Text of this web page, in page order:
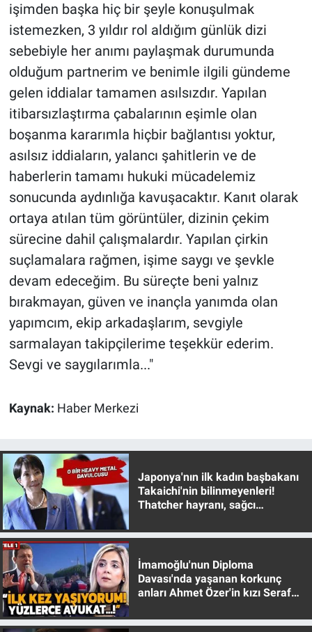
işimden başka hiç bir şeyle konuşulmak
istemezken, 3 yıldır rol aldığım günlük dizi
sebebiyle her anımı paylaşmak durumunda
olduğum partnerim ve benimle ilgili gündeme
gelen iddialar tamamen asılsızdır. Yapılan
itibarsızlaştırma çabalarının eşimle olan
boşanma kararımla hiçbir bağlantısı yoktur,
asılsız iddiaların, yalancı şahitlerin ve de
haberlerin tamamı hukuki mücadelemiz
sonucunda aydınlığa kavuşacaktır. Kanıt olarak
ortaya atılan tüm görüntüler, dizinin çekim
sürecine dahil çalışmalardır. Yapılan çirkin
suçlamalara rağmen, işime saygı ve şevkle
devam edeceğim. Bu süreçte beni yalnız
bırakmayan, güven ve inançla yanımda olan
yapımcım, ekip arkadaşlarım, sevgiyle
sarmalayan takipçilerime teşekkür ederim.
Sevgi ve saygılarımla..."
Kaynak: Haber Merkezi
Japonya'nın ilk kadın başbakanı
Takaichi'nin bilinmeyenleri!
Thatcher hayranı, sağcı
İmamoğlu'nun Diploma
Davası'nda yaşanan korkunç
anları Ahmet Özer'in kızı Seraf
Yerel Yaşam
Canlı Yayın